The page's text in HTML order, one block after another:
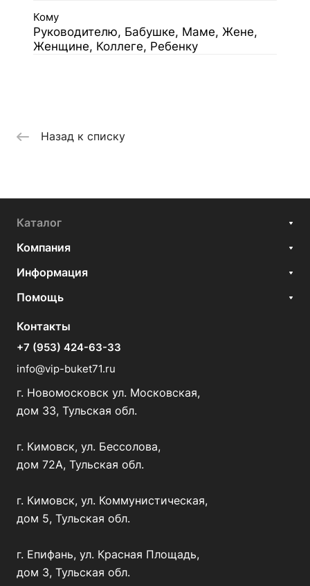
Кому
Руководителю, Бабушке, Маме, Жене,
Женщине, Коллеге, Ребенку
Назад к списку
Каталог
Компания
Информация
Помощь
Контакты
+7 (953) 424-63-33
info@vip-buket71.ru
г. Новомосковск ул. Московская,
дом 33, Тульская обл.
г. Кимовск, ул. Бессолова,
дом 72А, Тульская обл.
г. Кимовск, ул. Коммунистическая,
дом 5, Тульская обл.
г. Епифань, ул. Красная Площадь,
дом 3, Тульская обл.